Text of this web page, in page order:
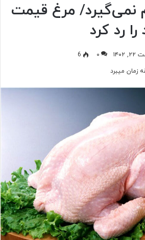
نمی‌گیرد/ مرغ قیمت
رد کرد
۰
6